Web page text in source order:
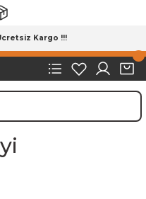
Kargo !!!